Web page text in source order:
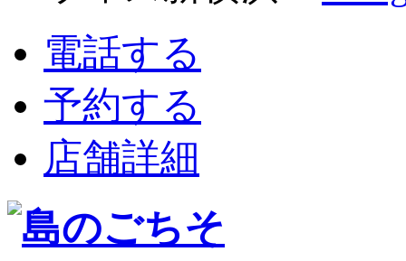
電話する
予約する
店舗詳細